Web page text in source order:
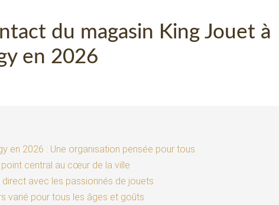
du magasin King Jouet à
en 2026
en 2026 : Une organisation pensée pour tous
central au cœur de la ville
avec les passionnés de jouets
varié pour tous les âges et goûts